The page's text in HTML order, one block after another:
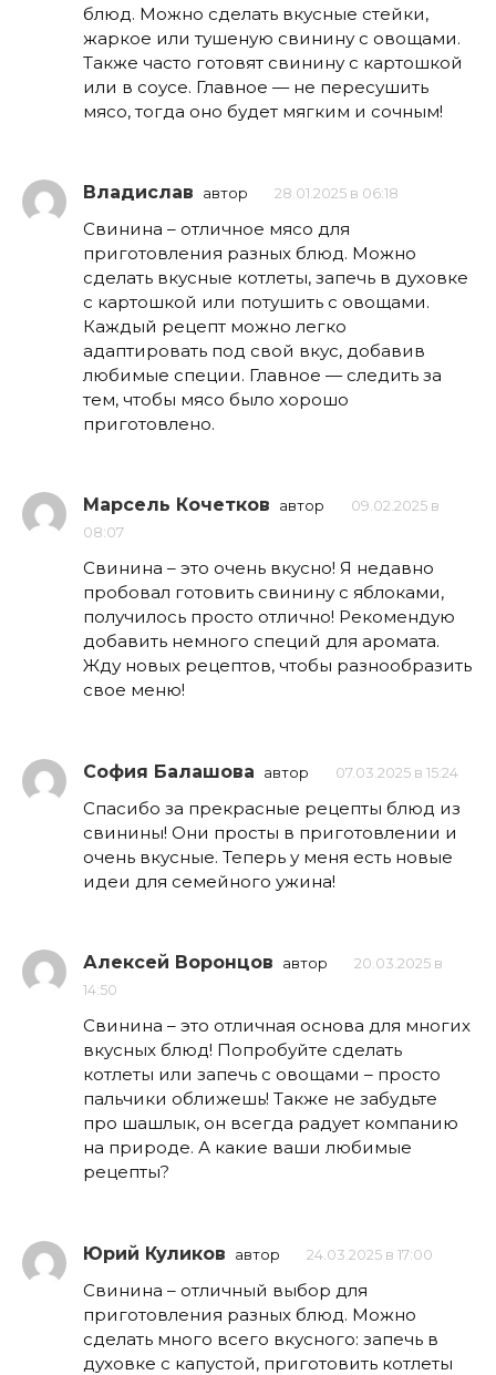
блюд. Можно сделать вкусные стейки,
жаркое или тушеную свинину с овощами.
Также часто готовят свинину с картошкой
или в соусе. Главное — не пересушить
мясо, тогда оно будет мягким и сочным!
Владислав автор 28.01.2025 в 06:18
Свинина – отличное мясо для
приготовления разных блюд. Можно
сделать вкусные котлеты, запечь в духовке
с картошкой или потушить с овощами.
Каждый рецепт можно легко
адаптировать под свой вкус, добавив
любимые специи. Главное — следить за
тем, чтобы мясо было хорошо
приготовлено.
Марсель Кочетков автор
09.02.2025 в
08:07
Свинина – это очень вкусно! Я недавно
пробовал готовить свинину с яблоками,
получилось просто отлично! Рекомендую
добавить немного специй для аромата.
Жду новых рецептов, чтобы разнообразить
свое меню!
София Балашова автор 07.03.2025 в 15:24
Спасибо за прекрасные рецепты блюд из
свинины! Они просты в приготовлении и
очень вкусные. Теперь у меня есть новые
идеи для семейного ужина!
Алексей Воронцов автор
20.03.2025 в
14:50
Свинина – это отличная основа для многих
вкусных блюд! Попробуйте сделать
котлеты или запечь с овощами – просто
пальчики оближешь! Также не забудьте
про шашлык, он всегда радует компанию
на природе. А какие ваши любимые
рецепты?
Юрий Куликов автор 24.03.2025 в 17:00
Свинина – отличный выбор для
приготовления разных блюд. Можно
сделать много всего вкусного: запечь в
духовке с капустой, приготовить котлеты